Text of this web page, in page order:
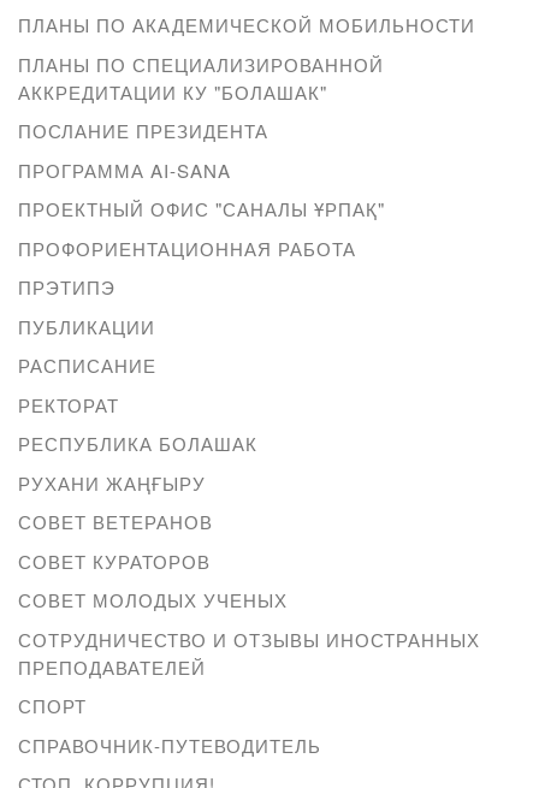
ПЛАНЫ ПО АКАДЕМИЧЕСКОЙ МОБИЛЬНОСТИ
ПЛАНЫ ПО СПЕЦИАЛИЗИРОВАННОЙ
АККРЕДИТАЦИИ КУ "БОЛАШАК"
ПОСЛАНИЕ ПРЕЗИДЕНТА
ПРОГРАММА AI-SANA
ПРОЕКТНЫЙ ОФИС "САНАЛЫ ҰРПАҚ"
ПРОФОРИЕНТАЦИОННАЯ РАБОТА
ПРЭТИПЭ
ПУБЛИКАЦИИ
РАСПИСАНИЕ
РЕКТОРАТ
РЕСПУБЛИКА БОЛАШАК
РУХАНИ ЖАҢҒЫРУ
СОВЕТ ВЕТЕРАНОВ
СОВЕТ КУРАТОРОВ
СОВЕТ МОЛОДЫХ УЧЕНЫХ
СОТРУДНИЧЕСТВО И ОТЗЫВЫ ИНОСТРАННЫХ
ПРЕПОДАВАТЕЛЕЙ
СПОРТ
СПРАВОЧНИК-ПУТЕВОДИТЕЛЬ